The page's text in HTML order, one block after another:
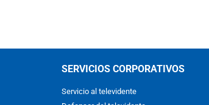
SERVICIOS CORPORATIVOS
Servicio al televidente